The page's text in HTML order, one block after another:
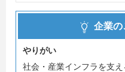
企業の
やりがい
社会・産業インフラを支